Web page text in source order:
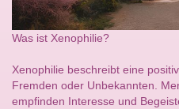
Was ist Xenophilie?
Xenophilie beschreibt eine
Fremden oder Unbekannten.
empfinden Interesse und